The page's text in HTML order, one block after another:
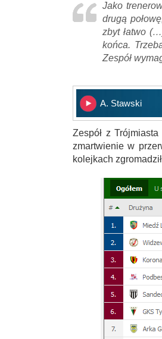
Jako
drugą
zbyt łatwo
końca.
Zespół
A. Stawski
Zespół z
zmartwienie w
kolejkach